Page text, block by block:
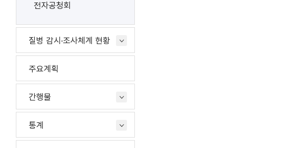
전자공청회
질병 감시·조사체계 현황
주요계획
간행물
통계